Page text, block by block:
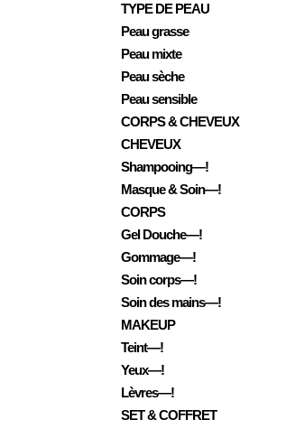
TYPE DE PEAU
Peau grasse
Peau mixte
Peau sèche
Peau sensible
CORPS & CHEVEUX
CHEVEUX
Shampooing—!
Masque & Soin—!
CORPS
Gel Douche—!
Gommage—!
Soin corps—!
Soin des mains—!
MAKEUP
Teint—!
Yeux—!
Lèvres—!
SET & COFFRET